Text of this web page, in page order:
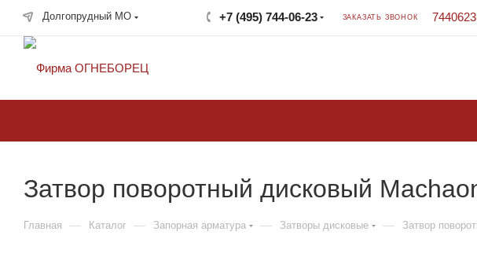
Долгопрудный МО +7 (495) 744-06-23 ЗАКАЗАТЬ ЗВОНОК
Затвор поворотный дисковый
Главная — Каталог — Запорная арматура — Затворы дисковые — Затвор